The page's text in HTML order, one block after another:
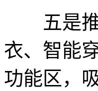
五是推
衣、智能
功能区，